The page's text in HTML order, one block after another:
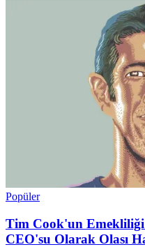
Popüler
Tim Cook'un
CEO'su Olarak Olası